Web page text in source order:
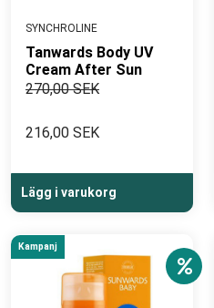
SYNCHROLINE
Tanwards Body UV
Cream After Sun
270,00 SEK
216,00 SEK
Lägg i varukorg
Kampanj